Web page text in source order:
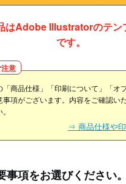
はAdobe Illustratorのテン
です。
意
商品仕様」「印刷について」「オ
事項がございます。内容をご確認い
⇒ 商品仕様や
事項をお選びください。